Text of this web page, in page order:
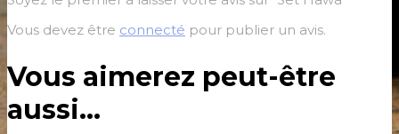
Vous devez être connecté pour publier un avis.
Vous aimerez peut-être
aussi…